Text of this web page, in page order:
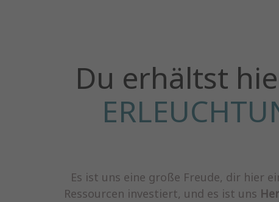
Du erhältst
Es ist uns eine große Freude, dir hier
Ressourcen investiert, und es ist uns